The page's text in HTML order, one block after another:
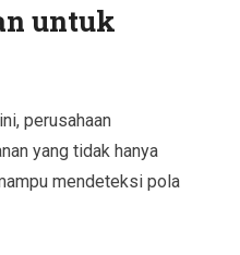
untuk
perusahaan
yang tidak hanya
mendeteksi pola